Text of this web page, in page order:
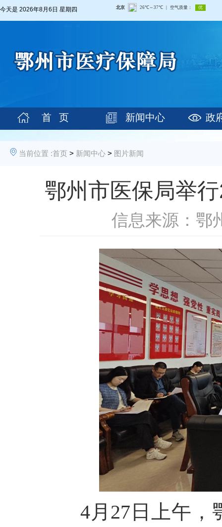
今天是 2026年8月6日 星期四
首 页 新闻中心 政
当前位置 :首页 > 新闻中心 > 图片新闻
鄂州市医保局举
信息来源：鄂
4月27日上午 ，